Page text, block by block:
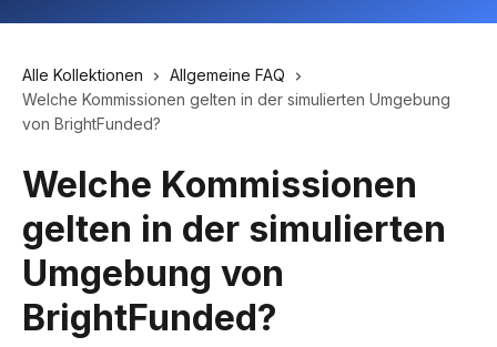
Alle Kollektionen
Allgemeine FAQ
Welche Kommissionen gelten in der simulierten Umgebung
von BrightFunded?
Welche Kommissionen
gelten in der simulierten
Umgebung von
BrightFunded?